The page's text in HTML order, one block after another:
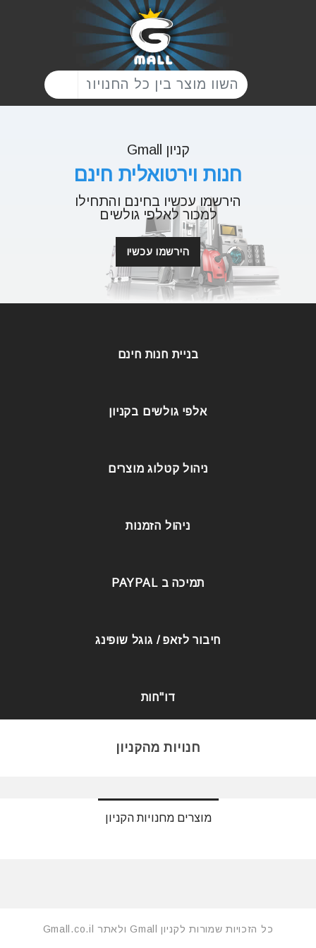
קניון Gmall
חנות וירטואלית חינם
הירשמו עכשיו בחינם והתחילו
למכור לאלפי גולשים
הירשמו עכשיו
בניית חנות חינם
אלפי גולשים בקניון
ניהול קטלוג מוצרים
ניהול הזמנות
תמיכה ב PAYPAL
חיבור לזאפ / גוגל שופינג
דו"חות
חנויות מהקניון
מוצרים מחנויות הקניון
כל הזכויות שמורות לקניון Gmall ולאתר Gmall.co.il